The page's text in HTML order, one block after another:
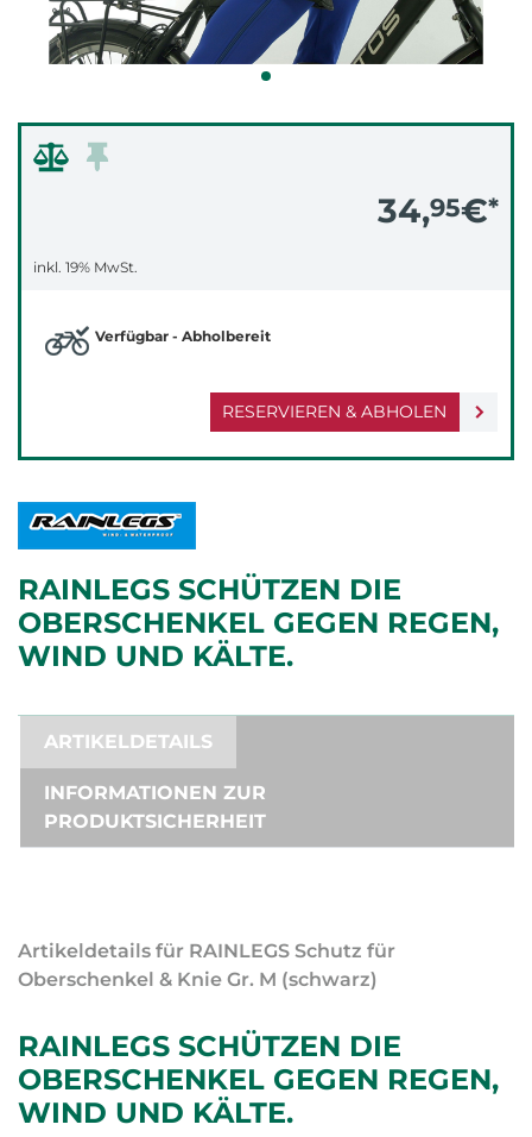
34,95€*
inkl. 19% MwSt.
RESERVIEREN & ABHOLEN
Verfügbar - Abholbereit
RAINLEGS SCHÜTZEN DIE
OBERSCHENKEL GEGEN REGEN,
WIND UND KÄLTE.
ARTIKELDETAILS
INFORMATIONEN ZUR
PRODUKTSICHERHEIT
Artikeldetails für RAINLEGS Schutz für
Oberschenkel & Knie Gr. M (schwarz)
RAINLEGS SCHÜTZEN DIE
OBERSCHENKEL GEGEN REGEN,
WIND UND KÄLTE.